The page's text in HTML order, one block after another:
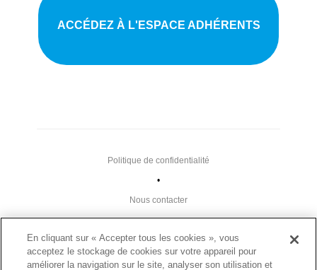
ACCÉDEZ À L'ESPACE ADHÉRENTS
Liens utiles
•
Nous contacter
•
Politique de confidentialité
En cliquant sur « Accepter tous les cookies », vous
acceptez le stockage de cookies sur votre appareil pour
améliorer la navigation sur le site, analyser son utilisation et